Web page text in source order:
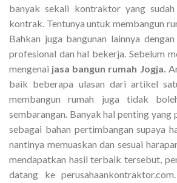
banyak sekali kontraktor yang sudah
kontrak. Tentunya untuk membangun
Bahkan juga bangunan lainnya
profesional dan hal bekerja. Sebelum
mengenai jasa bangun rumah Jogja.
baik beberapa ulasan dari artikel
membangun rumah juga tidak
sembarangan. Banyak hal penting
sebagai bahan pertimbangan supaya
nantinya memuaskan dan sesuai
mendapatkan hasil terbaik tersebut,
datang ke